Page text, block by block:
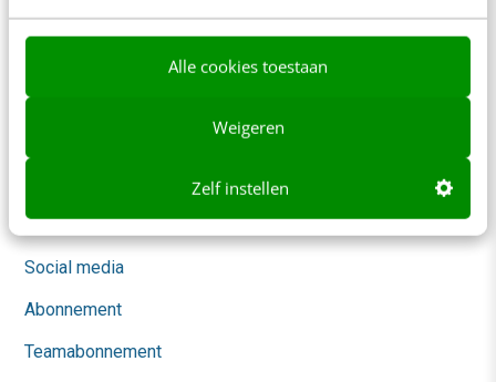
Alle cookies toestaan
Weigeren
Zelf instellen
AI
Skills
Social media
Abonnement
Teamabonnement